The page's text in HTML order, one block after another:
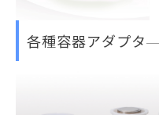
各種容器アダプタ